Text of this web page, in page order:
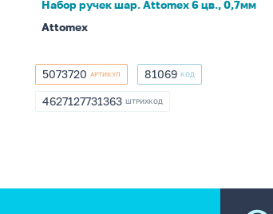
Набор ручек шар. Attomex 6 цв., 0,7мм
Attomex
5073720
5073720 АРТИКУЛ 81069
81069 КОД
4627127731363
4627127731363 ШТРИХКОД